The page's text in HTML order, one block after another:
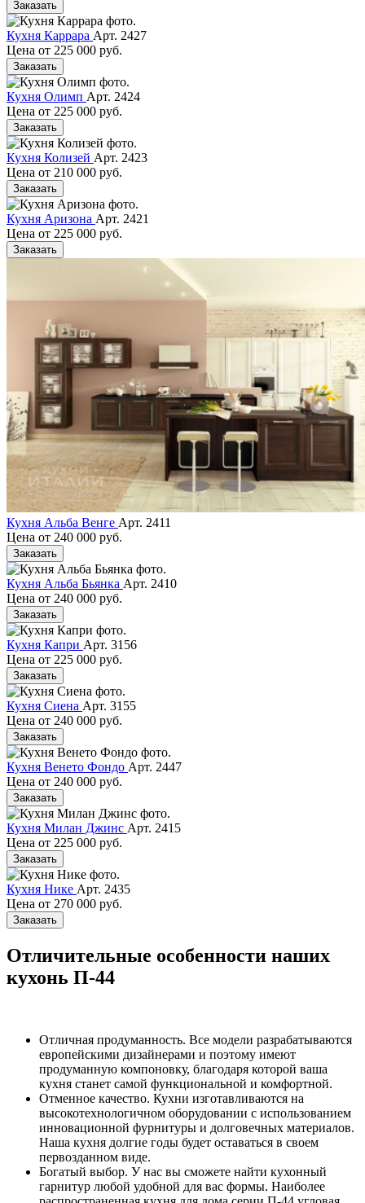
Заказать
Кухня Каррара Арт. 2427
Цена от 225 000 руб.
Заказать
Кухня Олимп Арт. 2424
Цена от 225 000 руб.
Заказать
Кухня Колизей Арт. 2423
Цена от 210 000 руб.
Заказать
Кухня Аризона Арт. 2421
Цена от 225 000 руб.
Заказать
Кухня Альба Венге Арт. 2411
Цена от 240 000 руб.
Заказать
Кухня Альба Бьянка Арт. 2410
Цена от 240 000 руб.
Заказать
Кухня Капри Арт. 3156
Цена от 225 000 руб.
Заказать
Кухня Сиена Арт. 3155
Цена от 240 000 руб.
Заказать
Кухня Венето Фондо Арт. 2447
Цена от 240 000 руб.
Заказать
Кухня Милан Джинс Арт. 2415
Цена от 225 000 руб.
Заказать
Кухня Нике Арт. 2435
Цена от 270 000 руб.
Заказать
Отличительные особенности наших
кухонь П-44
Отличная продуманность. Все модели разрабатываются
европейскими дизайнерами и поэтому имеют
продуманную компоновку, благодаря которой ваша
кухня станет самой функциональной и комфортной.
Отменное качество. Кухни изготавливаются на
высокотехнологичном оборудовании с использованием
инновационной фурнитуры и долговечных материалов.
Наша кухня долгие годы будет оставаться в своем
первозданном виде.
Богатый выбор. У нас вы сможете найти кухонный
гарнитур любой удобной для вас формы. Наиболее